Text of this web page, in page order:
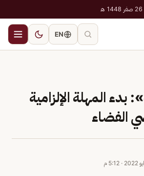
EN
المهلة الإلزامية
الفضاء
· 5:12 م